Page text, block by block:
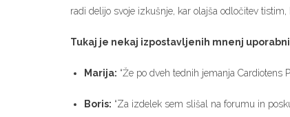
radi delijo svoje izkušnje, kar olajša odločitev tistim,
Tukaj je nekaj izpostavljenih mnenj
Marija: “Že po dveh tednih jemanja
Boris: “Za izdelek sem slišal na forumu in